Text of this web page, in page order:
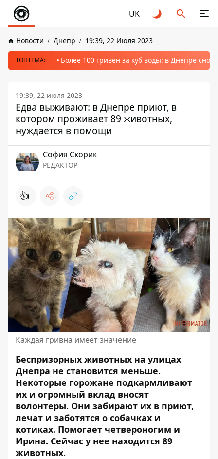
UK
Новости Днепр 19:39, 22 Июля 2023
ТОПТЕМА: Более 100 гривен за куб воды: в Днепре
19:39, 22 июля 2023
Едва выживают: в Днепре приют, в
котором проживает 89 животных,
нуждается в помощи
София Скорик
РЕДАКТОР
👍
Каждая гривна имеет значение
Беспризорных животных на улицах
Днепра не становится меньше.
Некоторые горожане подкармливают
их и огромный вклад вносят
волонтеры. Они забирают их в приют,
лечат и заботятся о собачках и
котиках. Помогает четвероногим и
Ирина. Сейчас у нее находится 89
животных.